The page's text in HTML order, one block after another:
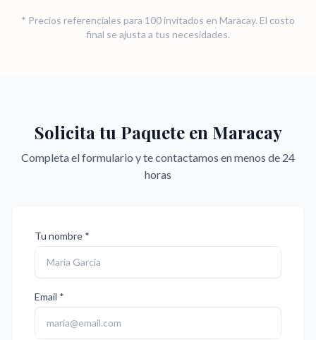
* Precios referenciales para 100 invitados en Maracay. El costo
final se ajusta a tus necesidades.
Solicita tu Paquete en Maracay
Completa el formulario y te contactamos en menos de 24
horas
Tu nombre *
Email *